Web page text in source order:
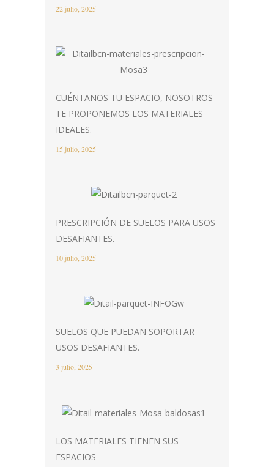
22 julio, 2025
CUÉNTANOS TU ESPACIO, NOSOTROS
TE PROPONEMOS LOS MATERIALES
IDEALES.
15 julio, 2025
PRESCRIPCIÓN DE SUELOS PARA USOS
DESAFIANTES.
10 julio, 2025
SUELOS QUE PUEDAN SOPORTAR
USOS DESAFIANTES.
3 julio, 2025
LOS MATERIALES TIENEN SUS
ESPACIOS